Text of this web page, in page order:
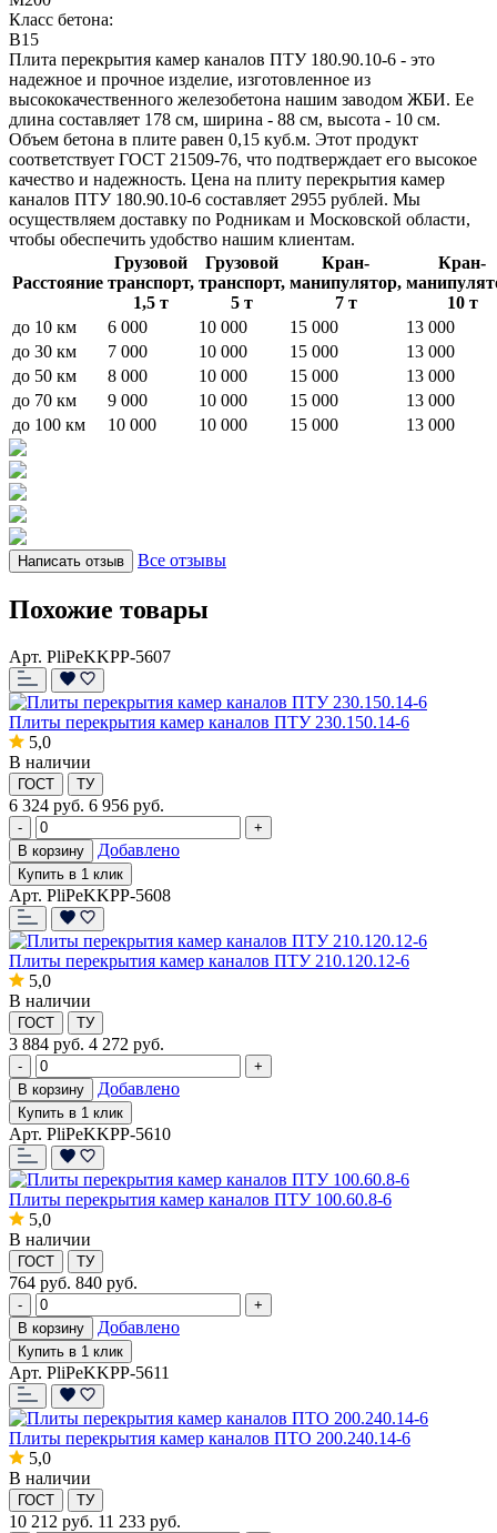
Класс бетона:
B15
Плита перекрытия камер каналов ПТУ 180.90.10-6 - это
надежное и прочное изделие, изготовленное из
высококачественного железобетона нашим заводом ЖБИ. Ее
длина составляет 178 см, ширина - 88 см, высота - 10 см.
Объем бетона в плите равен 0,15 куб.м. Этот продукт
соответствует ГОСТ 21509-76, что подтверждает его высокое
качество и надежность. Цена на плиту перекрытия камер
каналов ПТУ 180.90.10-6 составляет 2955 рублей. Мы
осуществляем доставку по Родникам и Московской области,
чтобы обеспечить удобство нашим клиентам.
Расстояние
Грузовой
транспорт,
1,5 т
Грузовой
транспорт,
5 т
Кран-
манипулятор,
7 т
Кран-
10 т
до 10 км
6 000 10 000 15 000
13 000
до 30 км
7 000 10 000 15 000
13 000
до 50 км
8 000 10 000 15 000
13 000
до 70 км
9 000 10 000 15 000
13 000
до 100 км
10 000 10 000 15 000 13 000
Написать отзыв Все отзывы
Похожие товары
Арт. PliPeKKPP-5607
Плиты перекрытия камер каналов ПТУ 230.150.14-6
5,0
В наличии
ГОСТ ТУ
6 324 руб. 6 956 руб.
-
+
В корзину
Добавлено
Купить в 1 клик
Арт. PliPeKKPP-5608
Плиты перекрытия камер каналов ПТУ 210.120.12-6
5,0
В наличии
ГОСТ ТУ
3 884 руб. 4 272 руб.
-
+
В корзину
Добавлено
Купить в 1 клик
Арт. PliPeKKPP-5610
Плиты перекрытия камер каналов ПТУ 100.60.8-6
5,0
В наличии
ГОСТ ТУ
764 руб. 840 руб.
-
+
В корзину
Добавлено
Купить в 1 клик
Арт. PliPeKKPP-5611
Плиты перекрытия камер каналов ПТО 200.240.14-6
5,0
В наличии
ГОСТ ТУ
10 212 руб. 11 233 руб.